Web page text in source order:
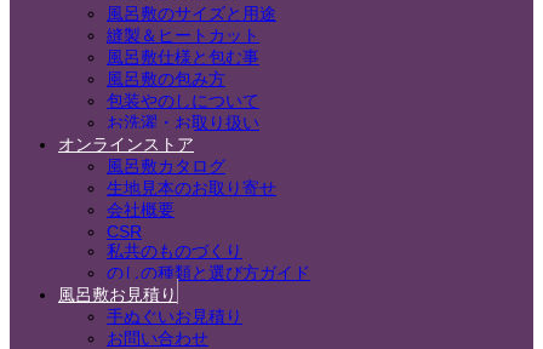
風呂敷のサイズと用途
縫製＆ヒートカット
風呂敷仕様と包む事
風呂敷の包み方
包装やのしについて
お洗濯・お取り扱い
オンラインストア
風呂敷カタログ
生地見本のお取り寄せ
会社概要
CSR
私共のものづくり
のしの種類と選び方ガイド
風呂敷お見積り
手ぬぐいお見積り
お問い合わせ